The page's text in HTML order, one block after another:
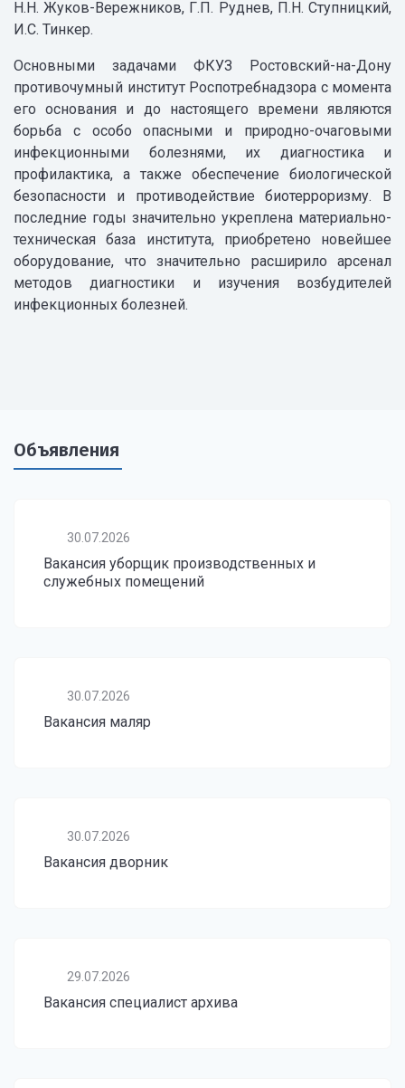
Н.Н. Жуков-Вережников, Г.П. Руднев, П.Н. Ступницкий,
И.С. Тинкер.
Основными задачами ФКУЗ Ростовский-на-Дону
противочумный институт Роспотребнадзора с момента
его основания и до настоящего времени являются
борьба с особо опасными и природно-очаговыми
инфекционными болезнями, их диагностика и
профилактика, а также обеспечение биологической
безопасности и противодействие биотерроризму. В
последние годы значительно укреплена материально-
техническая база института, приобретено новейшее
оборудование, что значительно расширило арсенал
методов диагностики и изучения возбудителей
инфекционных болезней.
Объявления
30.07.2026
Вакансия уборщик производственных и
служебных помещений
30.07.2026
Вакансия маляр
30.07.2026
Вакансия дворник
29.07.2026
Вакансия специалист архива